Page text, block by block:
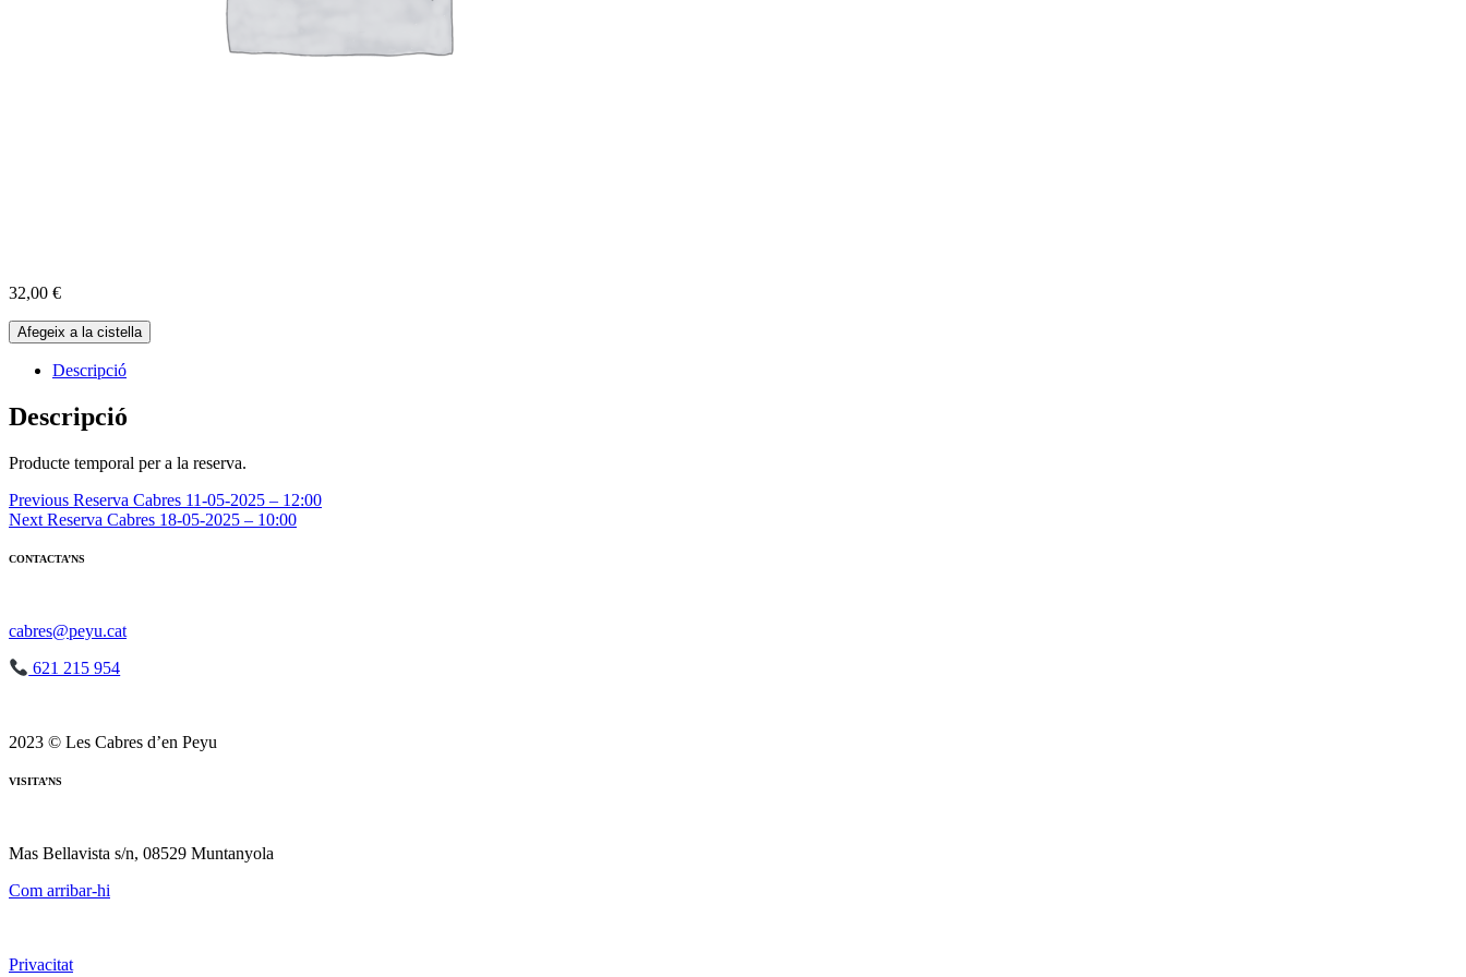
32,00 €
quantitat
de
Reserva
18-
05-
-
Afegeix a la cistella
Descripció
Descripció
Producte temporal per a la reserva.
Navegació
d'entrades
Previous Reserva Cabres 11-05-2025 – 12:00
Next Reserva Cabres 18-05-2025 – 10:00
CONTACTA’NS
cabres@peyu.cat
621 215 954
2023 © Les Cabres d’en Peyu
VISITA’NS
Mas Bellavista s/n, 08529 Muntanyola
Com arribar-hi
Privacitat